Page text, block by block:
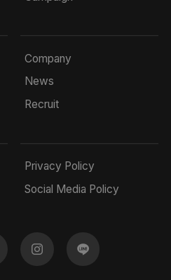
Company
News
Recruit
Privacy Policy
Social Media Policy